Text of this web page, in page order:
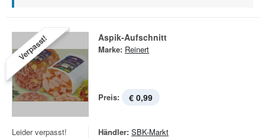
Verpasst! Aspik­-Aufschnitt
Marke: Reinert
Preis: € 0,99
Leider verpasst!
Händler: SBK-Markt